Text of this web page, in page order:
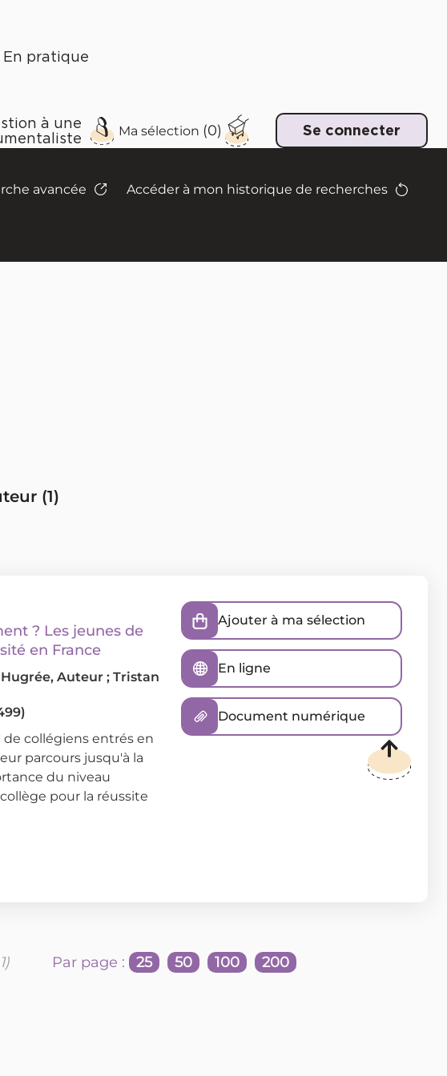
En pratique
à une
Se connecter
avancée Accéder à mon historique de recherches
(1)
? Les jeunes de
en France
, Auteur ; Tristan
collégiens entrés en
parcours jusqu'à la
du niveau
pour la réussite
Ajouter à ma sélection
En ligne
Document numérique
Par page : 25 50 100 200